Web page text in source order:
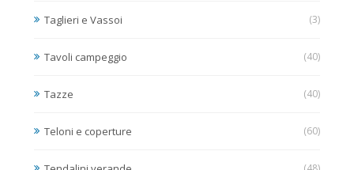
Taglieri e Vassoi (3)
Tavoli campeggio (40)
Tazze (40)
Teloni e coperture (60)